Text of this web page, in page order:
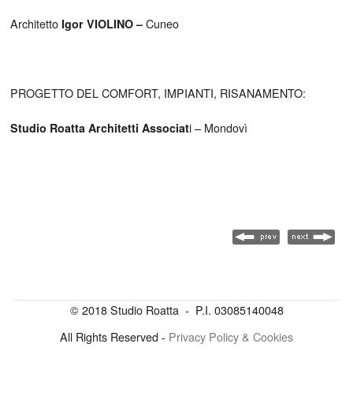
Architetto Igor VIOLINO – Cuneo
PROGETTO DEL COMFORT, IMPIANTI, RISANAMENTO:
Studio Roatta Architetti Associati – Mondovì
© 2018 Studio Roatta - P.I. 03085140048
All Rights Reserved - Privacy Policy & Cookies